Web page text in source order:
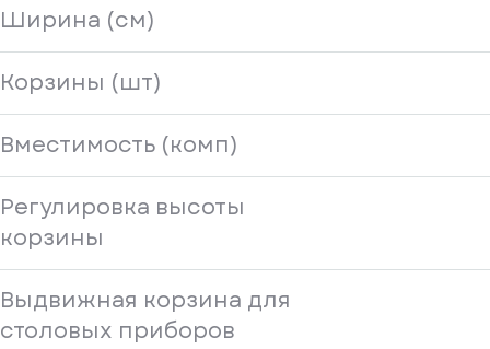
Ширина (см)
Корзины (шт)
Вместимость (комп)
Регулировка высоты
корзины
Выдвижная корзина для
столовых приборов